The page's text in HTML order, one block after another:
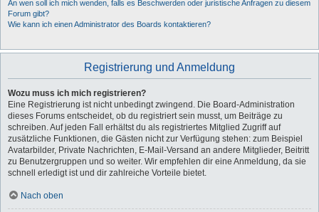
An wen soll ich mich wenden, falls es Beschwerden oder juristische Anfragen zu diesem
Forum gibt?
Wie kann ich einen Administrator des Boards kontaktieren?
Registrierung und Anmeldung
Wozu muss ich mich registrieren?
Eine Registrierung ist nicht unbedingt zwingend. Die Board-Administration
dieses Forums entscheidet, ob du registriert sein musst, um Beiträge zu
schreiben. Auf jeden Fall erhältst du als registriertes Mitglied Zugriff auf
zusätzliche Funktionen, die Gästen nicht zur Verfügung stehen: zum Beispiel
Avatarbilder, Private Nachrichten, E-Mail-Versand an andere Mitglieder, Beitritt
zu Benutzergruppen und so weiter. Wir empfehlen dir eine Anmeldung, da sie
schnell erledigt ist und dir zahlreiche Vorteile bietet.
Nach oben